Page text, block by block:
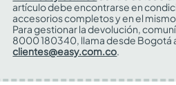
artículo debe encontrarse en
accesorios completos y en el
Para gestionar la devolución,
8000 180340, llama desde Bogotá
clientes@easy.com.co.